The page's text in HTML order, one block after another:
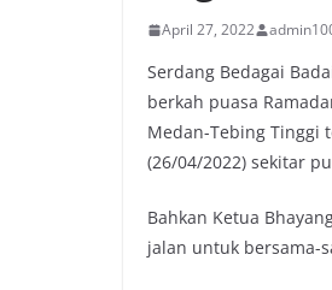
April 27, 2022
Serdang Bedagai
berkah puasa
Medan-Tebing Tinggi
(26/04/2022) sekitar
Bahkan Ketua
jalan untuk bersama-